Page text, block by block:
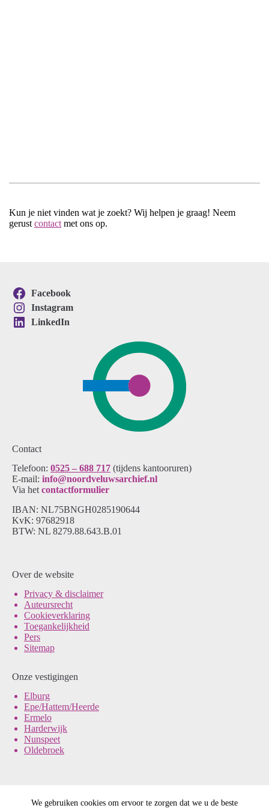
We gebruiken cookies om ervoor te zorgen dat we u de beste
Kun je niet vinden wat je zoekt? Wij helpen je graag! Neem
gerust contact met ons op.
Contact
Telefoon: 0525 – 688 717 (tijdens kantooruren)
E-mail: info@noordveluwsarchief.nl
Via het contactformulier
IBAN: NL75BNGH0285190644
KvK: 97682918
BTW: NL 8279.88.643.B.01
Onze vestigingen
Elburg
Epe/Hattem/Heerde
Ermelo
Harderwijk
Nunspeet
Oldebroek
Over de website
Privacy & disclaimer
Auteursrecht
Cookieverklaring
Toegankelijkheid
Pers
Sitemap
Facebook
Instagram
LinkedIn